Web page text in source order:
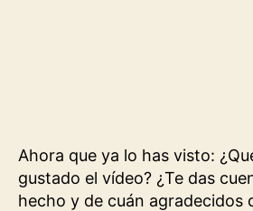
Ahora que ya lo has visto:
gustado el vídeo? ¿Te das
hecho y de cuán agradecidos